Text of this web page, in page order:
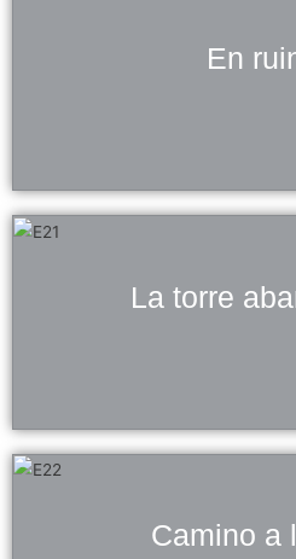
En
La torre
Camino a